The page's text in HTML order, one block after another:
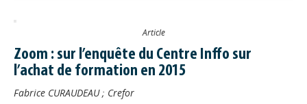
Article
Zoom : sur l’enquête du Centre Inffo sur
l’achat de formation en 2015
Fabrice CURAUDEAU; Crefor